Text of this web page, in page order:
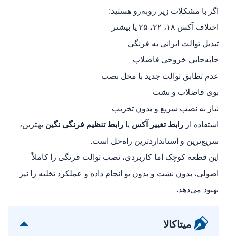
اگر با مشکلات زیر روبه‌رو هستید:
اختلاف آکس ۱۸، ۲۲، ۲۵ یا بیشتر
تبدیل توالت ایرانی به فرنگی
جابه‌جایی خروجی فاضلاب
عدم تطابق توالت جدید با محل نصب
بوی فاضلاب و نشت
نیاز به نصب سریع و بدون تخریب
استفاده از رابط تغییر آکس یا رابط تنظیم فرنگی نگین بهترین،
سریع‌ترین و استانداردترین راه‌حل است.
این قطعه کوچک اما کاربردی، نصب توالت فرنگی را کاملاً
اصولی، بدون نشت و بدون بو انجام داده و عملکرد تخلیه را نیز
بهبود می‌دهد.
میتاکالا